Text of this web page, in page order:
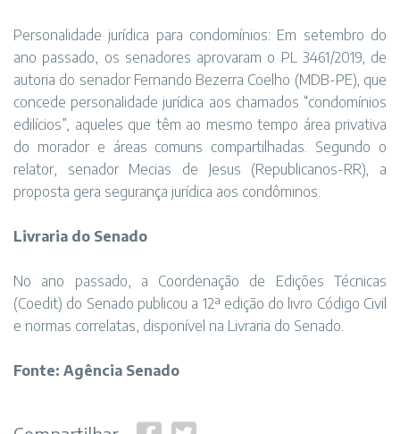
Personalidade jurídica para condomínios: Em setembro do
ano passado, os senadores aprovaram o PL 3461/2019, de
autoria do senador Fernando Bezerra Coelho (MDB-PE), que
concede personalidade jurídica aos chamados “condomínios
edilícios”, aqueles que têm ao mesmo tempo área privativa
do morador e áreas comuns compartilhadas. Segundo o
relator, senador Mecias de Jesus (Republicanos-RR), a
proposta gera segurança jurídica aos condôminos.
Livraria do Senado
No ano passado, a Coordenação de Edições Técnicas
(Coedit) do Senado publicou a 12ª edição do livro Código Civil
e normas correlatas, disponível na Livraria do Senado.
Fonte: Agência Senado